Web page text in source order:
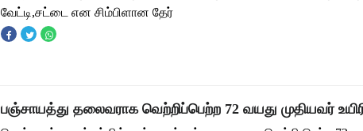
வேட்டி,சட்டை என சிம்பிளான தேர்
பஞ்சாயத்து தலைவராக வெற்றிப்பெற்ற 72 வயது முதியவர்